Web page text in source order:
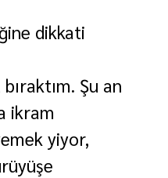
dikkati
Şu an
ikram
yiyor,